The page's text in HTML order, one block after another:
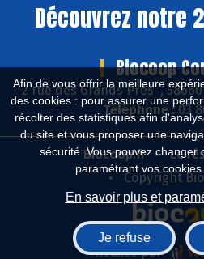
Afin de vous offrir la meilleure
des cookies : pour assurer une
récolter des statistiques afin
du site et vous proposer une
sécurité. Vous pouvez changer
paramétrant vos
En savoir plus et
Je refuse
Découvrez notre
Biocoop
2 rue des Grands Près ,
Téléphone :03
Biocoop.fr
Le
Copyright
Réalisé par